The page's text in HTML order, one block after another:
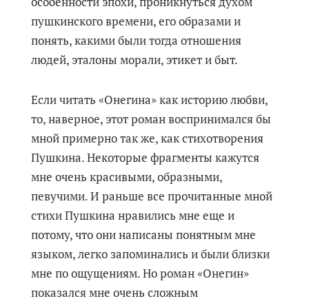
пушкинского времени, его образами и
понять, какими были тогда отношения
людей, эталоны морали, этикет и быт.
Если читать «Онегина» как историю любви,
то, наверное, этот роман воспринимался бы
мной примерно так же, как стихотворения
Пушкина. Некоторые фрагменты кажутся
мне очень красивыми, образными,
певучими. И раньше все прочитанные мной
стихи Пушкина нравились мне еще и
потому, что они написаны понятным мне
языком, легко запоминались и были близки
мне по ощущениям. Но роман «Онегин»
показался мне очень сложным